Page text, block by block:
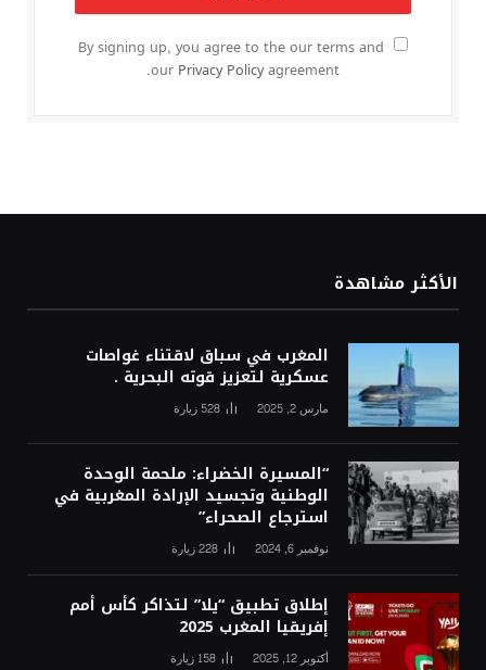
By signing up, you agree to the our terms and
our Privacy Policyagreement.
الأكثر مشاهدة
المغرب في سباق لاقتناء غواصات
عسكرية لتعزيز قوته البحرية .
مارس 2, 2025 528 زيارة
“المسيرة الخضراء: ملحمة الوحدة
الوطنية وتجسيد الإرادة المغربية في
استرجاع الصحراء”
نوفمبر 6, 2024 228زيارة
إطلاق تطبيق “يلا” لتذاكر كأس أمم
إفريقيا المغرب 2025
أكتوبر 12, 2025 158 زيارة